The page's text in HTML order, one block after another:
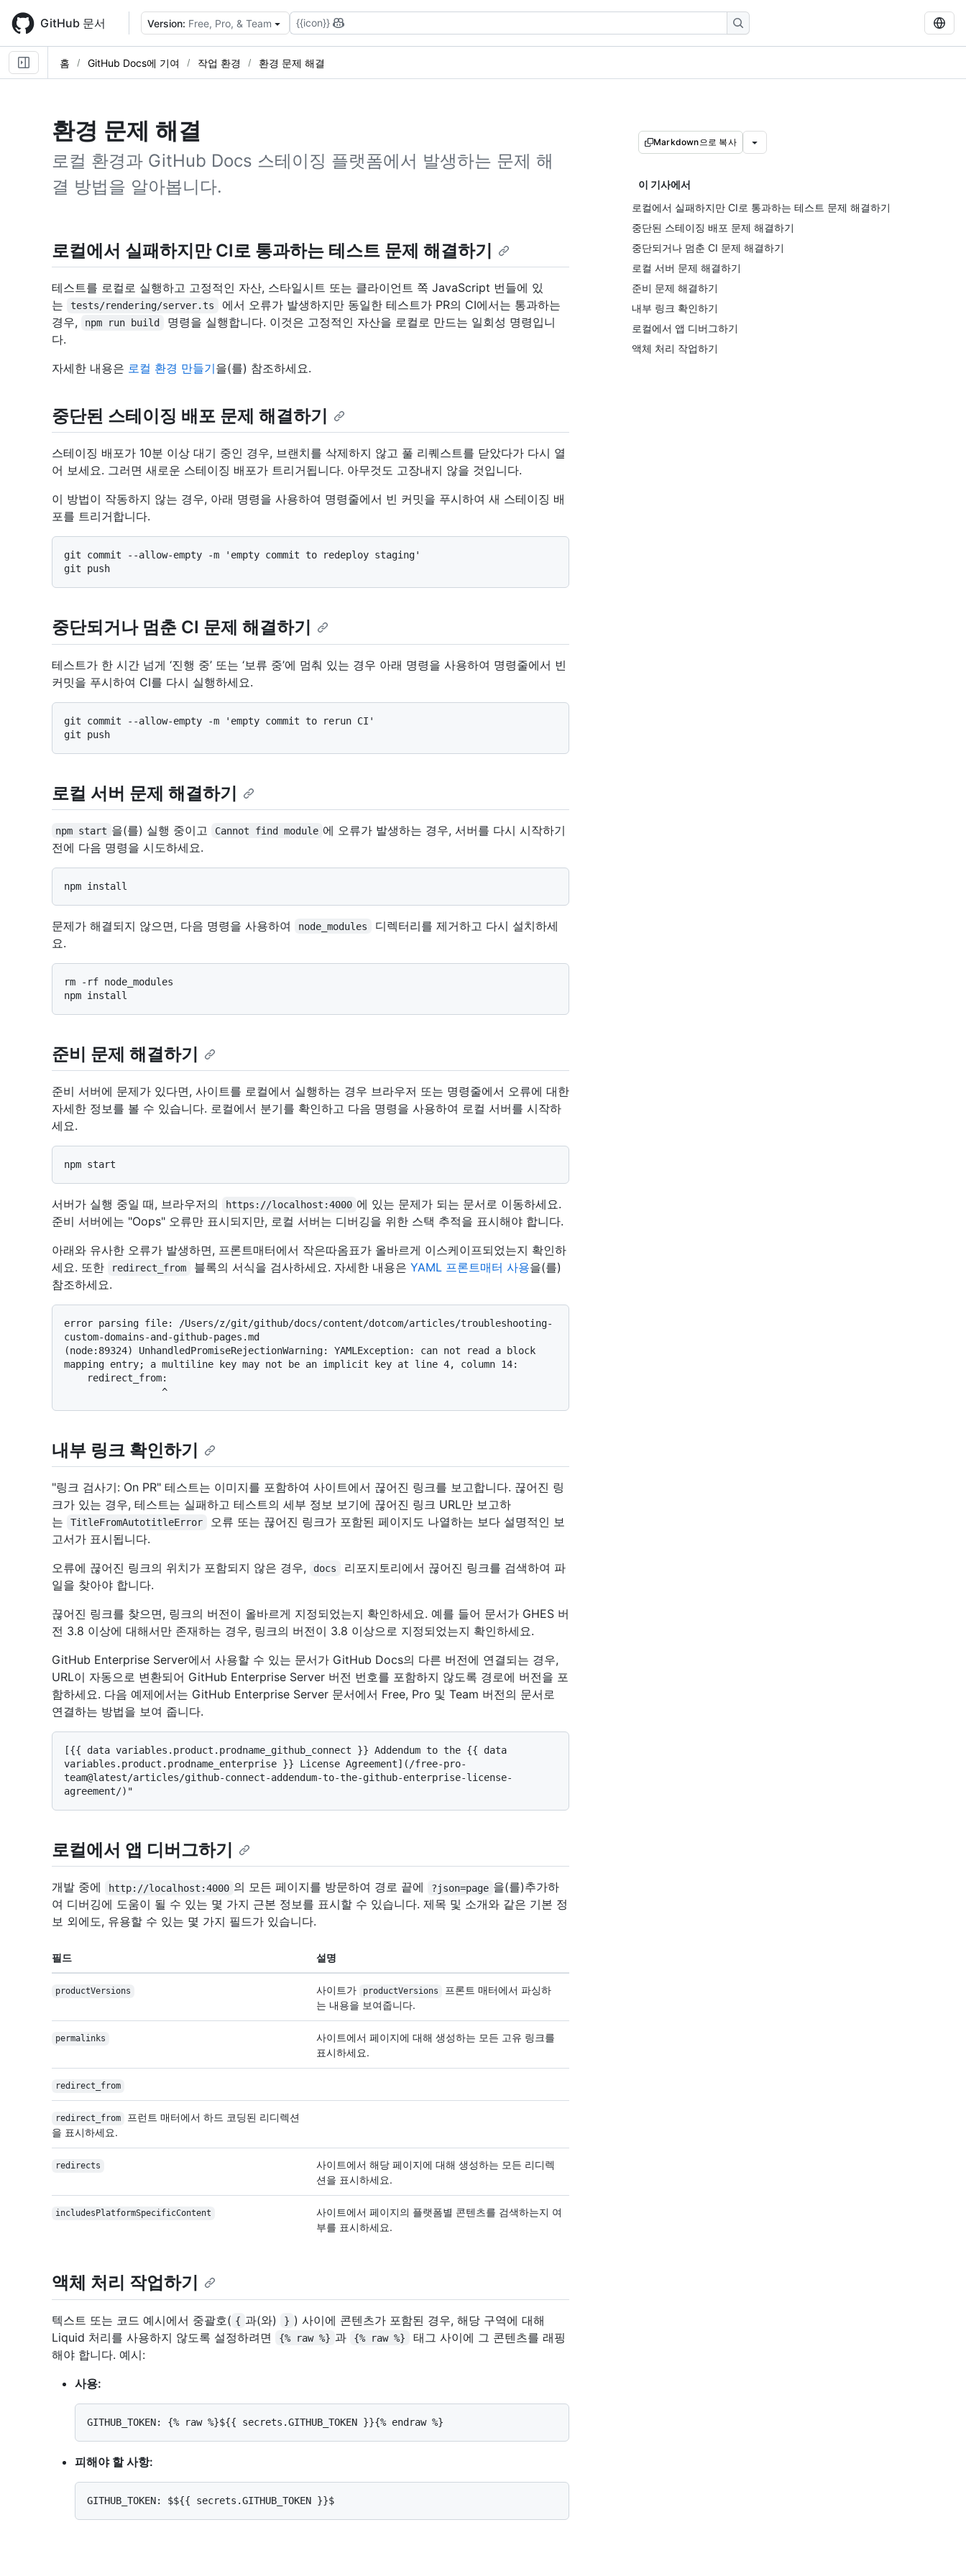
main
content
GitHub 문서 Version: Free, Pro, & Team {{icon}}
홈 GitHub Docs에 기여 작업 환경 환경 문제 해결
환경 문제 해결
로컬 환경과 GitHub Docs 스테이징 플랫폼에서 발생하는 문제 해
결 방법을 알아봅니다.
Markdown으로 복사
이 기사에서
로컬에서 실패하지만 CI로 통과하는 테스트 문제 해결하기
중단된 스테이징 배포 문제 해결하기
중단되거나 멈춘 CI 문제 해결하기
로컬 서버 문제 해결하기
준비 문제 해결하기
내부 링크 확인하기
로컬에서 앱 디버그하기
액체 처리 작업하기
로컬에서 실패하지만 CI로 통과하는 테스트 문제 해결하기
테스트를 로컬로 실행하고 고정적인 자산, 스타일시트 또는 클라이언트 쪽 JavaScript 번들에 있
는
tests/rendering/server.ts
에서 오류가 발생하지만 동일한 테스트가 PR의 CI에서는 통과하는
경우,
npm run build
명령을 실행합니다. 이것은 고정적인 자산을 로컬로 만드는 일회성 명령입니
다.
자세한 내용은 로컬 환경 만들기을(를) 참조하세요.
중단된 스테이징 배포 문제 해결하기
스테이징 배포가 10분 이상 대기 중인 경우, 브랜치를 삭제하지 않고 풀 리퀘스트를 닫았다가 다시 열
어 보세요. 그러면 새로운 스테이징 배포가 트리거됩니다. 아무것도 고장내지 않을 것입니다.
이 방법이 작동하지 않는 경우, 아래 명령을 사용하여 명령줄에서 빈 커밋을 푸시하여 새 스테이징 배
포를 트리거합니다.
git commit --allow-empty -m 'empty commit to redeploy staging'
중단되거나 멈춘 CI 문제 해결하기
테스트가 한 시간 넘게 ‘진행 중’ 또는 ‘보류 중’에 멈춰 있는 경우 아래 명령을 사용하여 명령줄에서 빈
커밋을 푸시하여 CI를 다시 실행하세요.
git commit --allow-empty -m 'empty commit to rerun CI'
로컬 서버 문제 해결하기
npm start 을(를) 실행 중이고 Cannot find module 에 오류가 발생하는 경우, 서버를 다시 시작하기
전에 다음 명령을 시도하세요.
문제가 해결되지 않으면, 다음 명령을 사용하여 node_modules
디렉터리를 제거하고 다시 설치하세
요.
rm -rf node_modules
준비 문제 해결하기
준비 서버에 문제가 있다면, 사이트를 로컬에서 실행하는 경우 브라우저 또는 명령줄에서 오류에 대한
자세한 정보를 볼 수 있습니다. 로컬에서 분기를 확인하고 다음 명령을 사용하여 로컬 서버를 시작하
세요.
서버가 실행 중일 때, 브라우저의 https://localhost:4000 에 있는 문제가 되는 문서로 이동하세요.
준비 서버에는 "Oops" 오류만 표시되지만, 로컬 서버는 디버깅을 위한 스택 추적을 표시해야 합니다.
아래와 유사한 오류가 발생하면, 프론트매터에서 작은따옴표가 올바르게 이스케이프되었는지 확인하
세요. 또한
redirect_from 블록의 서식을 검사하세요. 자세한 내용은 YAML 프론트매터 사용을(를)
참조하세요.
error parsing file: /Users/z/git/github/docs/content/dotcom/articles/troubleshooting-
custom-domains-and-github-pages.md
(node:89324) UnhandledPromiseRejectionWarning: YAMLException: can not read a block
mapping entry; a multiline key may not be an implicit key at line 4, column 14:
내부 링크 확인하기
"링크 검사기: On PR" 테스트는 이미지를 포함하여 사이트에서 끊어진 링크를 보고합니다. 끊어진 링
크가 있는 경우, 테스트는 실패하고 테스트의 세부 정보 보기에 끊어진 링크 URL만 보고하
는
TitleFromAutotitleError
오류 또는 끊어진 링크가 포함된 페이지도 나열하는 보다 설명적인 보
고서가 표시됩니다.
오류에 끊어진 링크의 위치가 포함되지 않은 경우,
docs
리포지토리에서 끊어진 링크를 검색하여 파
일을 찾아야 합니다.
끊어진 링크를 찾으면, 링크의 버전이 올바르게 지정되었는지 확인하세요. 예를 들어 문서가 GHES 버
전 3.8 이상에 대해서만 존재하는 경우, 링크의 버전이 3.8 이상으로 지정되었는지 확인하세요.
GitHub Enterprise Server에서 사용할 수 있는 문서가 GitHub Docs의 다른 버전에 연결되는 경우,
URL이 자동으로 변환되어 GitHub Enterprise Server 버전 번호를 포함하지 않도록 경로에 버전을 포
함하세요. 다음 예제에서는 GitHub Enterprise Server 문서에서 Free, Pro 및 Team 버전의 문서로
연결하는 방법을 보여 줍니다.
[{{ data variables.product.prodname_github_connect }} Addendum to the {{ data
variables.product.prodname_enterprise }} License Agreement](/free-pro-
team@latest/articles/github-connect-addendum-to-the-github-enterprise-license-
로컬에서 앱 디버그하기
개발 중에 http://localhost:4000 의 모든 페이지를 방문하여 경로 끝에 ?json=page 을(를)추가하
여 디버깅에 도움이 될 수 있는 몇 가지 근본 정보를 표시할 수 있습니다. 제목 및 소개와 같은 기본 정
보 외에도, 유용할 수 있는 몇 가지 필드가 있습니다.
필드 설명
productVersions 사이트가 productVersions
프론트 매터에서 파싱하
는 내용을 보여줍니다.
permalinks
사이트에서 페이지에 대해 생성하는 모든 고유 링크를
표시하세요.
redirect_from
redirect_from
프런트 매터에서 하드 코딩된 리디렉션
을 표시하세요.
redirects
사이트에서 해당 페이지에 대해 생성하는 모든 리디렉
션을 표시하세요.
includes PlatformSpecificContent
사이트에서 페이지의 플랫폼별 콘텐츠를 검색하는지 여
부를 표시하세요.
액체 처리 작업하기
텍스트 또는 코드 예시에서 중괄호( { 과(와) } ) 사이에 콘텐츠가 포함된 경우, 해당 구역에 대해
Liquid 처리를 사용하지 않도록 설정하려면
{% raw %} 과 {% raw %}
태그 사이에 그 콘텐츠를 래핑
해야 합니다. 예시:
사용:
피해야 할 사항: